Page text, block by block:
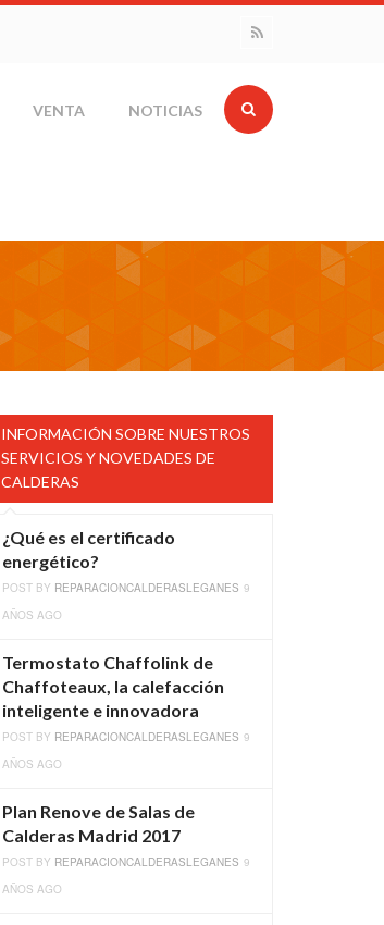
VENTA NOTICIAS
INFORMACIÓN SOBRE NUESTROS
SERVICIOS Y NOVEDADES DE
CALDERAS
¿Qué es el certificado
energético?
POST BY REPARACIONCALDERASLEGANES 9
AÑOS AGO
Termostato Chaffolink de
Chaffoteaux, la calefacción
inteligente e innovadora
POST BY REPARACIONCALDERASLEGANES 9
AÑOS AGO
Plan Renove de Salas de
Calderas Madrid 2017
POST BY REPARACIONCALDERASLEGANES 9
AÑOS AGO